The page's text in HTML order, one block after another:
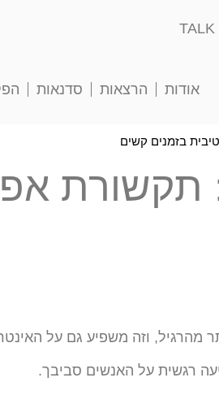
אודות הרצאות סדנאות
בזמנים קשים
תקשורת
מהרגיל, וזה משפיע גם על
רגשית על האנשים סביבך.